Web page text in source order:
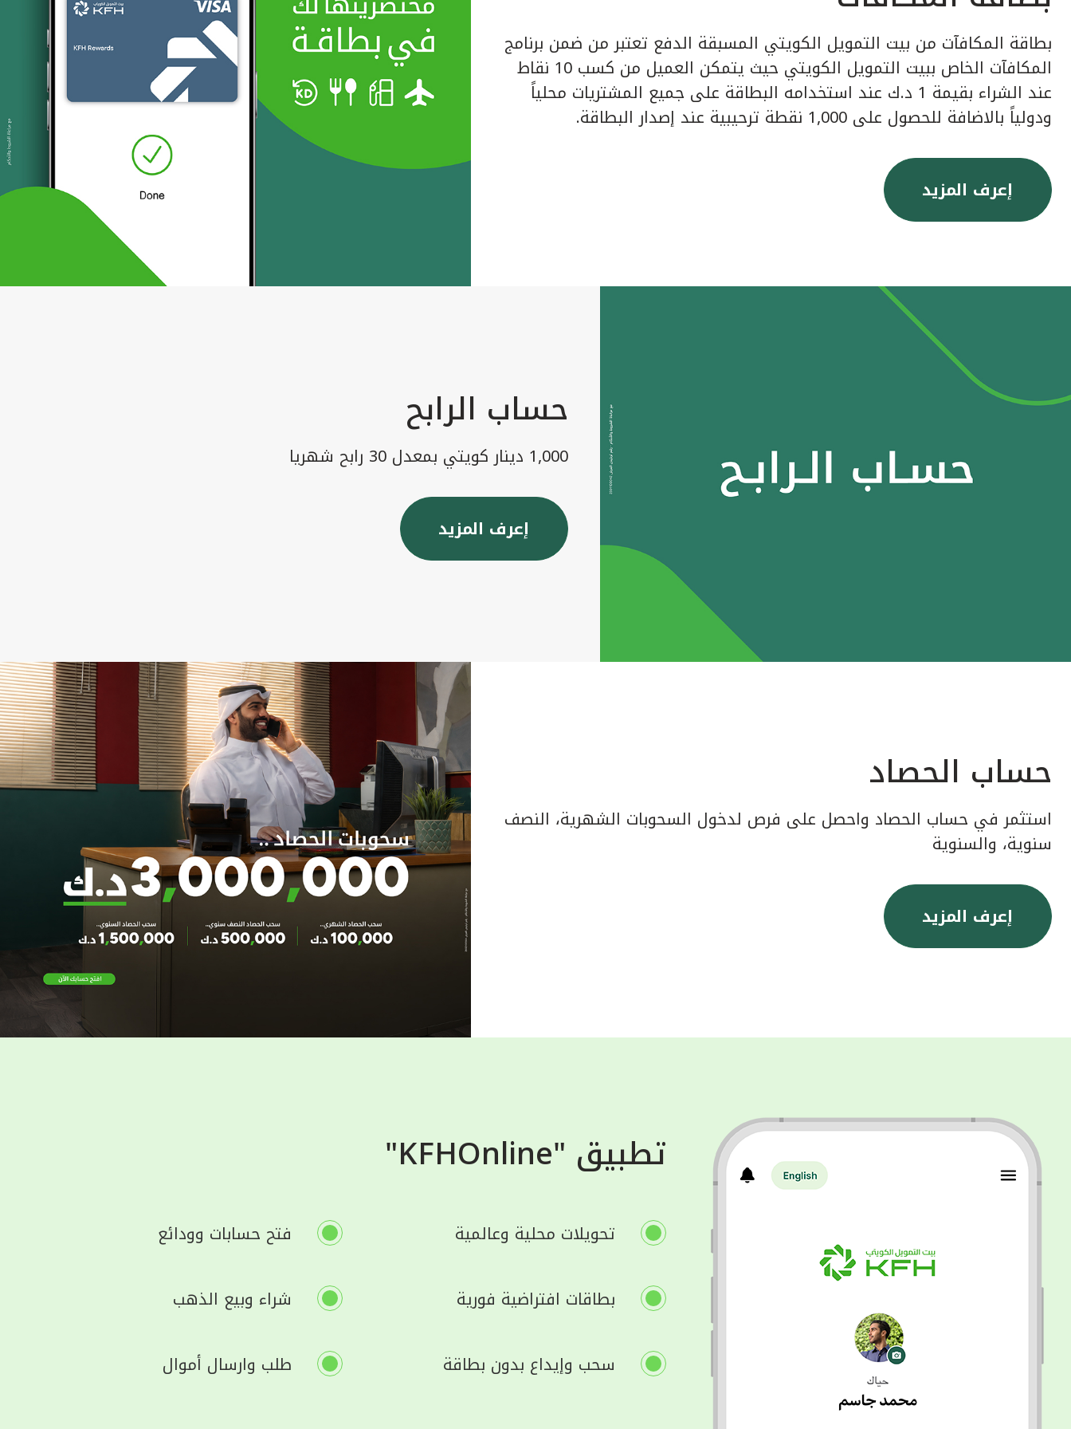
بطاقة المكافآت من بيت التمويل الكويتي المسبقة الدفع تعتبر من ضمن برنامج
المكافآت الخاص ببيت التمويل الكويتي حيث يتمكن العميل من كسب 10 نقاط
عند الشراء بقيمة 1 د.ك عند استخدامه البطاقة على جميع المشتريات محلياً
ودولياً بالاضافة للحصول على 1,000 نقطة ترحيبية عند إصدار البطاقة.
إعرف المزيد
حساب الرابح
1,000 دينار كويتي بمعدل 30 رابح شهريا
إعرف المزيد
حساب الحصاد
استثمر في حساب الحصاد واحصل على فرص لدخول السحوبات الشهرية، النصف
سنوية، والسنوية
إعرف المزيد
تطبيق "KFHOnline"
تحويلات محلية وعالمية فتح حسابات وودائع
بطاقات افتراضية فورية شراء وبيع الذهب
سحب وإيداع بدون بطاقة طلب وارسال أموال